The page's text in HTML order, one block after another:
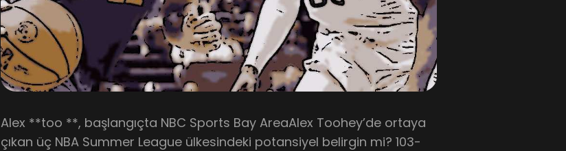
Alex **too **, başlangıçta NBC Sports Bay AreaAlex Toohey’de ortaya
çıkan üç NBA Summer League ülkesindeki potansiyel belirgin mi? 103-